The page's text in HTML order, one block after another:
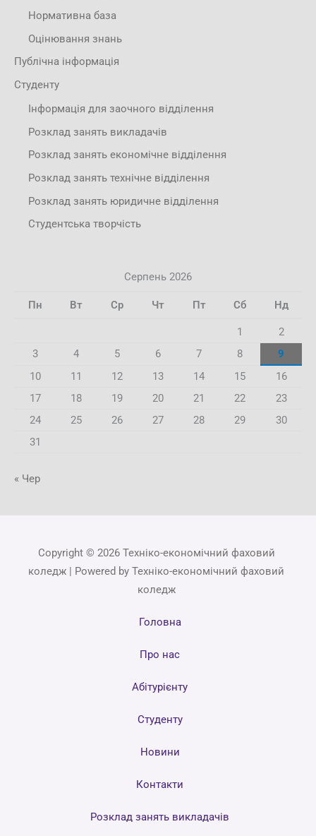
Нормативна база
Оцінювання знань
Публічна інформація
Студенту
Інформація для заочного відділення
Розклад занять викладачів
Розклад занять економічне відділення
Розклад занять технічне відділення
Розклад занять юридичне відділення
Студентська творчість
Серпень 2026
Пн Вт Ср Чт Пт Сб Нд
1
2
3
4 5 6 7 8
9
10
11 12 13 14 15
16
17
18 19 20 21 22
23
24
25 26 27 28 29
30
31
« Чер
Copyright © 2026 Техніко-економічний фаховий
коледж | Powered by Техніко-економічний фаховий
коледж
Головна
Про нас
Абітурієнту
Студенту
Новини
Контакти
Розклад занять викладачів